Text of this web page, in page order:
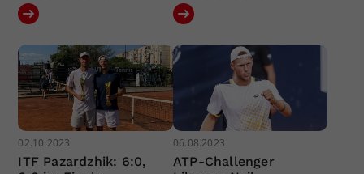
02.10.2023
ITF Pazardzhik: 6:0,
06.08.2023
ATP-Challenger